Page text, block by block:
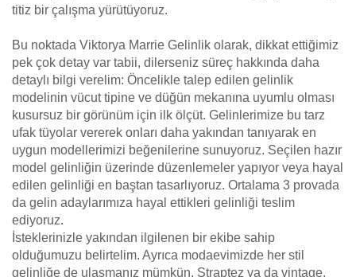
titiz bir çalışma yürütüyoruz.
Bu noktada Viktorya Marrie Gelinlik olarak, dikkat ettiğimiz
pek çok detay var tabii, dilerseniz süreç hakkında daha
detaylı bilgi verelim: Öncelikle talep edilen gelinlik
modelinin vücut tipine ve düğün mekanına uyumlu olması
kusursuz bir görünüm için ilk ölçüt. Gelinlerimize bu tarz
ufak tüyolar vererek onları daha yakından tanıyarak en
uygun modellerimizi beğenilerine sunuyoruz. Seçilen hazır
model gelinliğin üzerinde düzenlemeler yapıyor veya hayal
edilen gelinliği en baştan tasarlıyoruz. Ortalama 3 provada
da gelin adaylarımıza hayal ettikleri gelinliği teslim
ediyoruz.
İsteklerinizle yakından ilgilenen bir ekibe sahip
olduğumuzu belirtelim. Ayrıca modaevimizde her stil
gelinliğe de ulaşmanız mümkün. Straptez ya da vintage,